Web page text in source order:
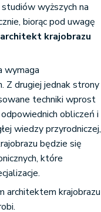
wyższych na
biorąc pod uwagę
architekt krajobrazu
wymaga
Z drugiej jednak strony
techniki wprost
obliczeń i
wiedzy przyrodniczej,
będzie się
które
architektem krajobrazu